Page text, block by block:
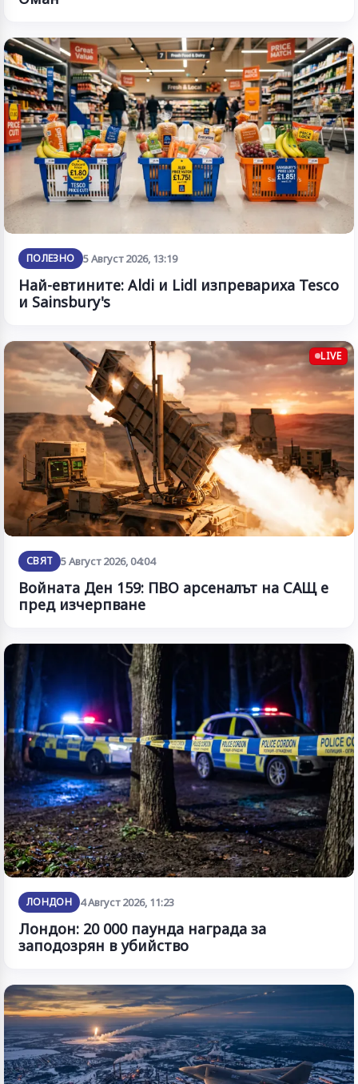
ПОЛЕЗНО 5 Август 2026, 13:19
Най-евтините: Aldi и Lidl изпревариха Tesco
и Sainsbury's
LIVE
СВЯТ 5 Август 2026, 04:04
Войната Ден 159: ПВО арсеналът на САЩ е
пред изчерпване
ЛОНДОН 4 Август 2026, 11:23
Лондон: 20 000 паунда награда за
заподозрян в убийство